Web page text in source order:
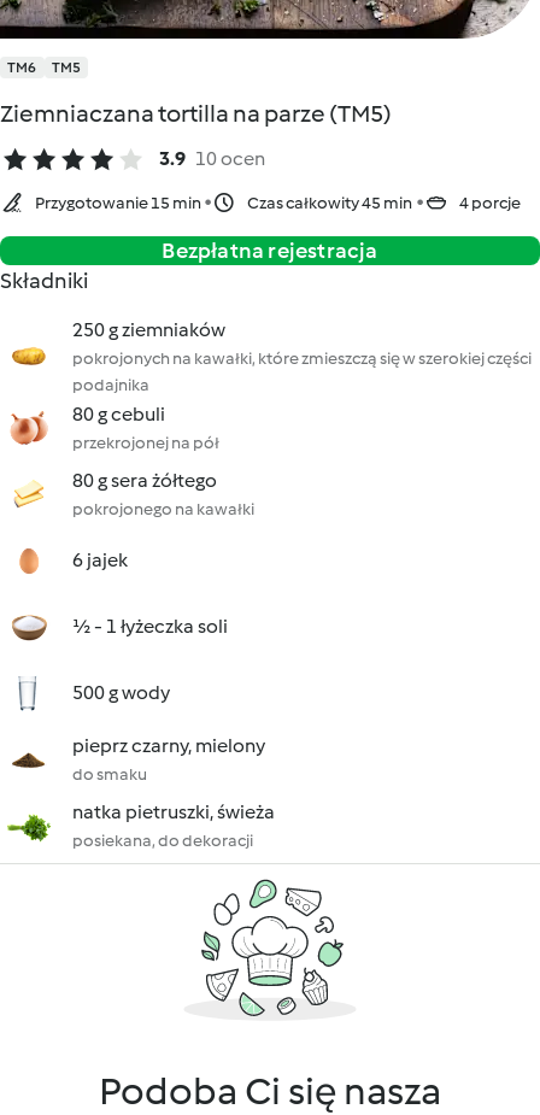
TM6 TM5
Ziemniaczana tortilla na parze (TM5)
3.9 10 ocen
Przygotowanie 15 min Czas całkowity 45 min 4 porcje
Bezpłatna rejestracja
Składniki
250 g ziemniaków
pokrojonych na kawałki, które zmieszczą się w szerokiej części
podajnika
80 g cebuli
przekrojonej na pół
80 g sera żółtego
pokrojonego na kawałki
6 jajek
½ - 1 łyżeczka soli
500 g wody
pieprz czarny, mielony
do smaku
natka pietruszki, świeża
posiekana, do dekoracji
Podoba Ci się nasza